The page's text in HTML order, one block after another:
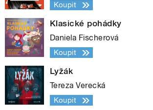
Koupit
Klasické pohádky
Daniela Fischerová
Koupit
Lyžák
Tereza Verecká
Koupit